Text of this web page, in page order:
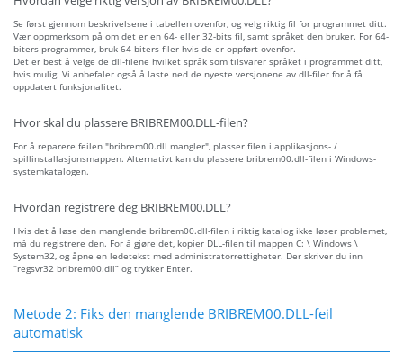
Se først gjennom beskrivelsene i tabellen ovenfor, og velg riktig fil for programmet ditt.
Vær oppmerksom på om det er en 64- eller 32-bits fil, samt språket den bruker. For 64-
biters programmer, bruk 64-biters filer hvis de er oppført ovenfor.
Det er best å velge de dll-filene hvilket språk som tilsvarer språket i programmet ditt,
hvis mulig. Vi anbefaler også å laste ned de nyeste versjonene av dll-filer for å få
oppdatert funksjonalitet.
Hvor skal du plassere BRIBREM00.DLL-filen?
For å reparere feilen "bribrem00.dll mangler", plasser filen i applikasjons- /
spillinstallasjonsmappen. Alternativt kan du plassere bribrem00.dll-filen i Windows-
systemkatalogen.
Hvordan registrere deg BRIBREM00.DLL?
Hvis det å løse den manglende bribrem00.dll-filen i riktig katalog ikke løser problemet,
må du registrere den. For å gjøre det, kopier DLL-filen til mappen C: \ Windows \
System32, og åpne en ledetekst med administratorrettigheter. Der skriver du inn
“regsvr32 bribrem00.dll” og trykker Enter.
Metode 2: Fiks den manglende BRIBREM00.DLL-feil
automatisk